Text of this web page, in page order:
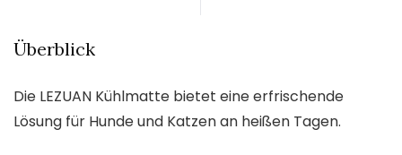
Überblick
Die LEZUAN Kühlmatte bietet eine erfrischende
Lösung für Hunde und Katzen an heißen Tagen.